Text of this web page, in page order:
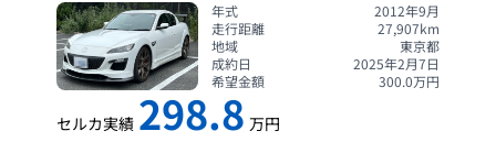
年式
2012年9月
走行距離
27,907km
地域
東京都
成約日
2025年2月7日
希望金額
300.0万円
セルカ実績 298.8 万円